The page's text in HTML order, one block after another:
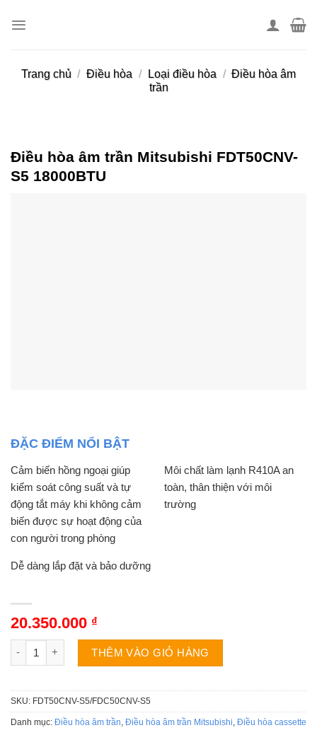
Trang chủ / Điều hòa / Loại điều hòa / Điều hòa âm
trần
Điều hòa âm trần Mitsubishi FDT50CNV-
S5 18000BTU
ĐẶC ĐIỂM NỔI BẬT
Cảm biến hồng ngoại giúp
kiểm soát công suất và tự
động tắt máy khi không cảm
biến được sự hoạt động của
con người trong phòng
Môi chất làm lạnh R410A an
toàn, thân thiện với môi
trường
Dễ dàng lắp đặt và bảo dưỡng
20.350.000 ₫
Điều hòa âm trần Mitsubishi FDT50CNV-S5 18000BTU số lượng
THÊM VÀO GIỎ HÀNG
SKU: FDT50CNV-S5/FDC50CNV-S5
Danh mục: Điều hòa âm trần, Điều hòa âm trần Mitsubishi, Điều hòa cassette